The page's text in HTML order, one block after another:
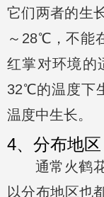
它们两者的生
～28℃，不能
红掌对环境的
32℃的温度下
温度中生长。
4、分布地区
通常火鹤
以分布地区也